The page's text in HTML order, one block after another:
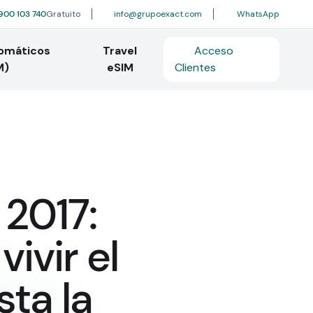
103 740Gratuito info@grupoexact.com WhatsApp
Travel
eSIM
Acceso
Clientes
el
la